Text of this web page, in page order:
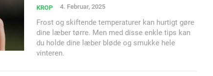
Nullam eu erat condimentum
Donec quis est ac felis
KROP 4. Februar, 2025
Frost og skiftende temperaturer kan hurtigt gøre
dine læber tørre. Men med disse enkle tips kan
du holde dine læber bløde og smukke hele
vinteren.